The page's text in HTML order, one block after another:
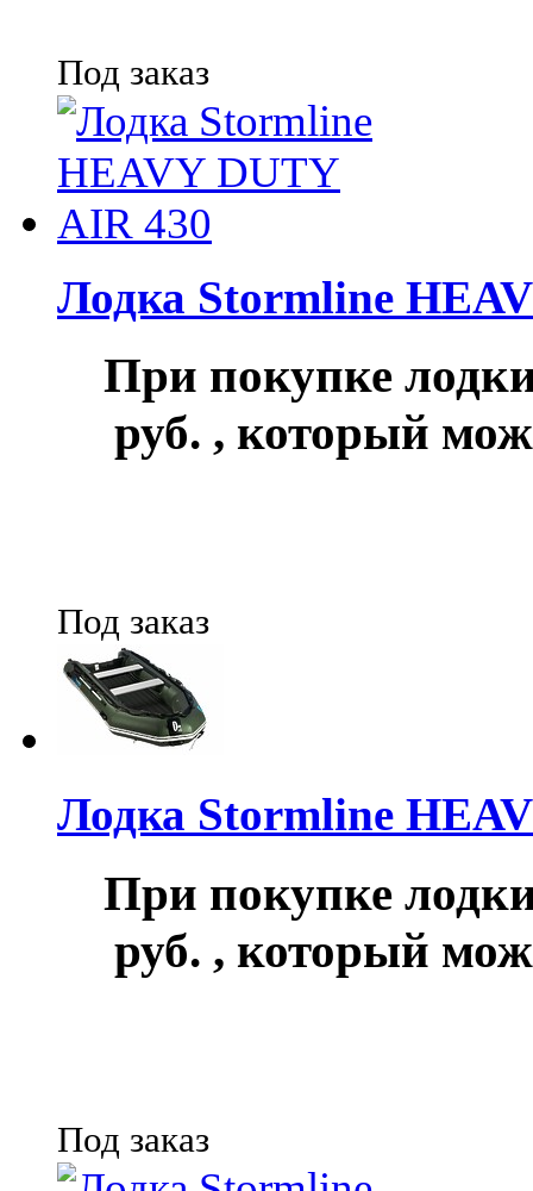
Под заказ
Лодка Stormline
При покупке
руб. , который
Под заказ
Лодка Stormline
При покупке
руб. , который
Под заказ